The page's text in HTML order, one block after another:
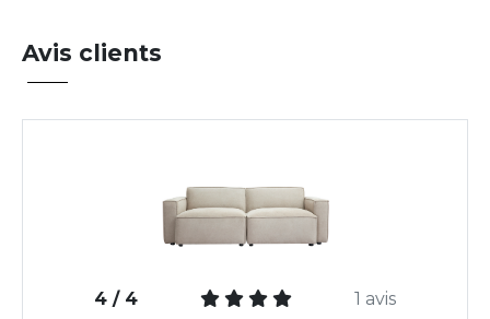
Avis clients
4 / 4 1 avis